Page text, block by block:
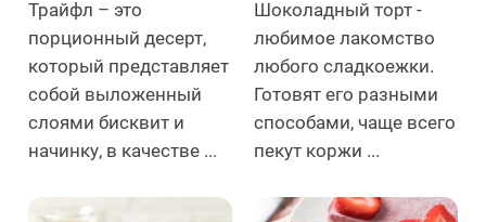
Трайфл – это
порционный десерт,
который представляет
собой выложенный
слоями бисквит и
начинку, в качестве ...
Шоколадный торт -
любимое лакомство
любого сладкоежки.
Готовят его разными
способами, чаще всего
пекут коржи ...